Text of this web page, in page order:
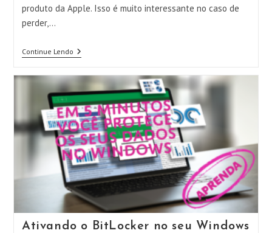
produto da Apple. Isso é muito interessante no caso de
perder,…
Continue LendoUsando
A
Do
IPhone
E
Protegendo
Os
Dados
Em
Caso
De
Perda/furto/roubo
Ativando o BitLocker no seu Windows